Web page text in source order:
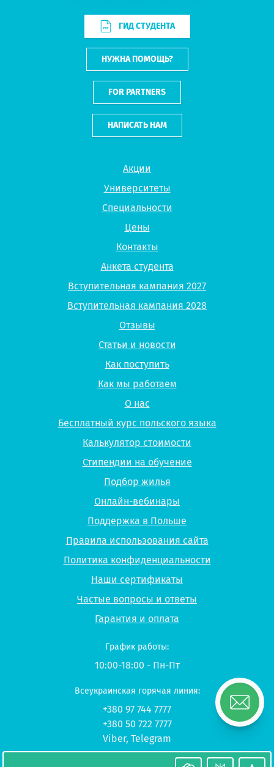
Акции
Университеты
Специальности
Цены
Контакты
Анкета студента
Вступительная кампания 2027
Вступительная кампания 2028
Отзывы
Статьи и новости
Как поступить
Как мы работаем
О нас
Бесплатный курс польского языка
Калькулятор стоимости
Стипендии на обучение
Подбор жилья
Онлайн-вебинары
Поддержка в Польше
Правила использования сайта
Политика конфиденциальности
Наши сертификаты
Частые вопросы и ответы
Гарантия и оплата
ГИД СТУДЕНТА
НУЖНА ПОМОЩЬ?
FOR PARTNERS
НАПИСАТЬ НАМ
График работы:
10:00-18:00 - Пн-Пт
Всеукраинская горячая линия:
+380 97 744 7777
+380 50 722 7777
Viber, Telegram